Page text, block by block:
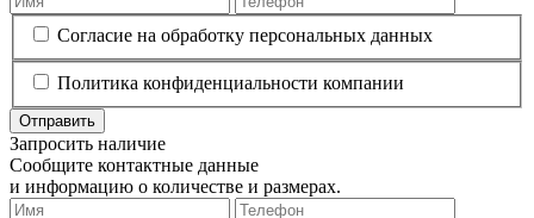
Согласие на обработку персональных данных
Политика конфиденциальности компании
Отправить
Запросить наличие
Сообщите контактные данные
и информацию о количестве и размерах.